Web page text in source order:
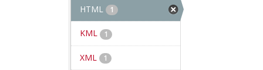
HTML 1
KML 1
XML 1